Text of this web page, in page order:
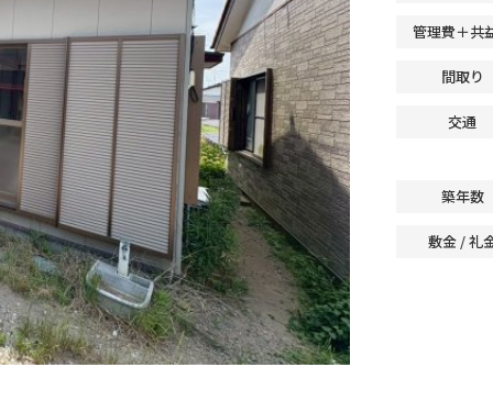
管理費＋共
間取り
交通
築年数
敷金 / 礼